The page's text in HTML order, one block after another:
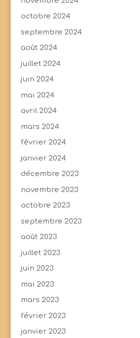
octobre 2024
septembre 2024
août 2024
juillet 2024
juin 2024
mai 2024
avril 2024
mars 2024
février 2024
janvier 2024
décembre 2023
novembre 2023
octobre 2023
septembre 2023
août 2023
juillet 2023
juin 2023
mai 2023
mars 2023
février 2023
janvier 2023